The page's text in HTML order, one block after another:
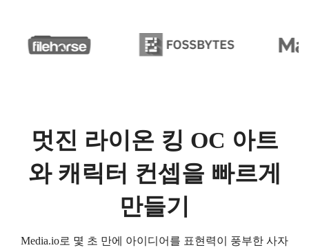
멋진 라이온 킹 OC 아트
와 캐릭터 컨셉을 빠르게
만들기
Media.io로 몇 초 만에 아이디어를 표현력이 풍부한 사자